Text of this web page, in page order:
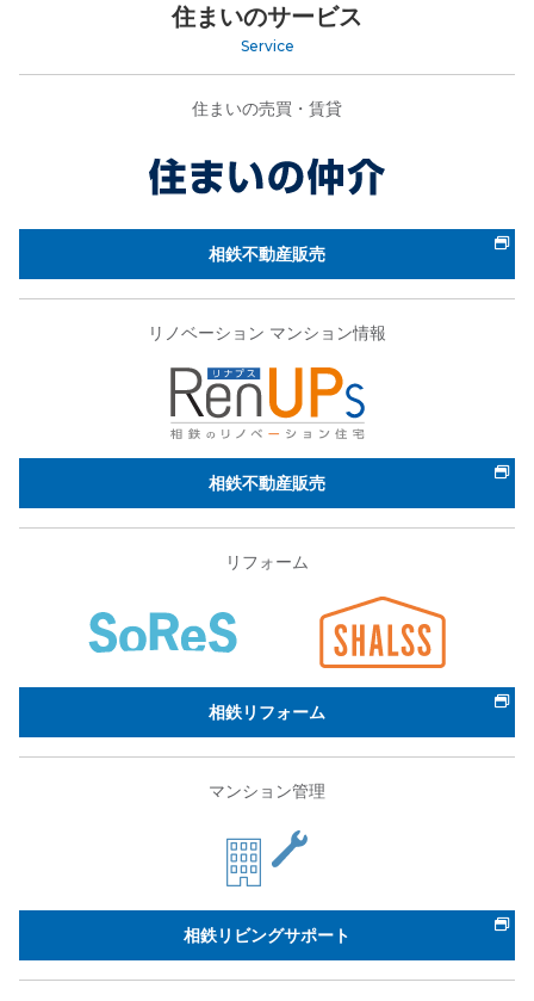
住まいのサービス
Service
住まいの売買・賃貸
相鉄不動産販売
リノベーション マンション情報
相鉄不動産販売
リフォーム
相鉄リフォーム
マンション管理
相鉄リビングサポート